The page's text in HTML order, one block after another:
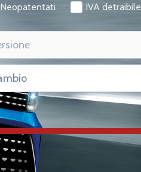
271auto trovate
Neopatentati IVA detraibile